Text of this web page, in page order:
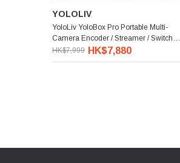
YOLOLIV
YoloLiv YoloBox Pro Portable Multi-
Camera Encoder / Streamer / Switcher
/ Monitor / Recorder
HK$7,999 HK$7,880